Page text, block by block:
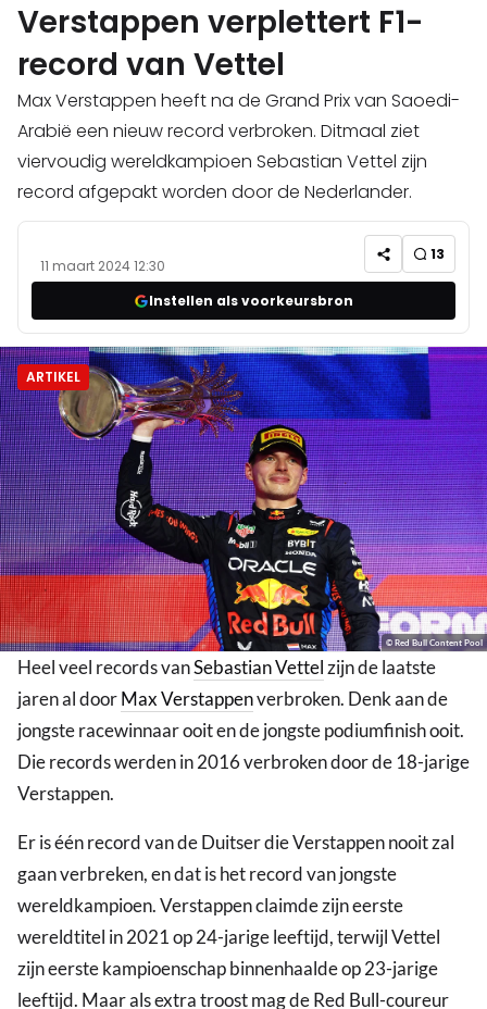
Verstappen verplettert F1-
record van Vettel
Max Verstappen heeft na de Grand Prix van Saoedi-
Arabië een nieuw record verbroken. Ditmaal ziet
viervoudig wereldkampioen Sebastian Vettel zijn
record afgepakt worden door de Nederlander.
11 maart 2024 12:30
13
Instellen als voorkeursbron
ARTIKEL
© Red Bull Content Pool
Heel veel records vanSebastian Vettelzijn de laatste
jaren al doorMax Verstappenverbroken. Denk aan de
jongste racewinnaar ooit en de jongste podiumfinish ooit.
Die records werden in 2016 verbroken door de 18-jarige
Verstappen.
Er is één record van de Duitser die Verstappen nooit zal
gaan verbreken, en dat is het record van jongste
wereldkampioen. Verstappen claimde zijn eerste
wereldtitel in 2021 op 24-jarige leeftijd, terwijl Vettel
zijn eerste kampioenschap binnenhaalde op 23-jarige
leeftijd. Maar als extra troost mag de Red Bull-coureur